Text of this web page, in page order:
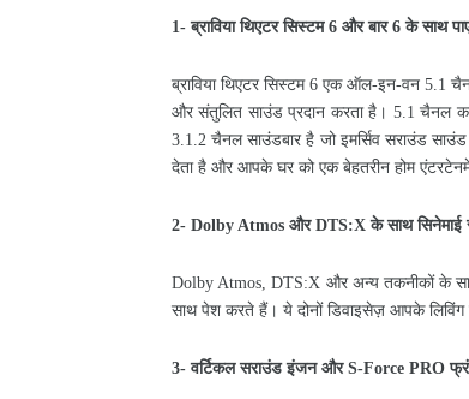
1-ब्राविया थिएटर सिस्टम6 और बार6के साथ
ब्राविया थिएटर सिस्टम6एक ऑल-इन-वन 5.1
और संतुलित साउंड प्रदान करता है। 5.1चैनल
3.1.2चैनल साउंडबार है जो इमर्सिव सराउंड साउंड
देता है और आपके घर को एक बेहतरीन होम
2- Dolby Atmos औरDTS:Xके साथ सिनेमाई
Dolby Atmos, DTS:X और अन्य तकनीकों के
साथ पेश करते हैं। ये दोनों डिवाइसेज़ आपके लिविंग
3-वर्टिकल सराउंड इंजन औरS-Force PRO